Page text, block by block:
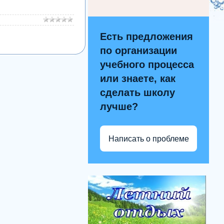
Есть предложения
по организации
учебного процесса
или знаете, как
сделать школу
лучше?
Написать о проблеме